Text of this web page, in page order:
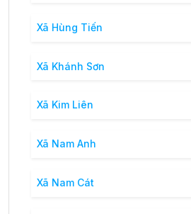
Xã Hùng Tiến
Xã Khánh Sơn
Xã Kim Liên
Xã Nam Anh
Xã Nam Cát